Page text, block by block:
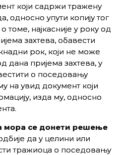
који садржи тражену
односно упути копију тог
томе, најкасније у року од
захтева, обавести
рок, који не може
дана пријема захтева, у
о поседовању
на увид документ који
изда му, односно
мора се донети решење
да у целини или
тражиоца о поседовању